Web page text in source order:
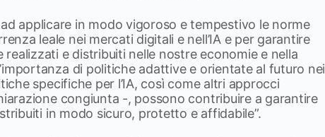
applicare in modo vigoroso e tempestivo le norme
leale nei mercati digitali e nell’IA e per garantire
realizzati e distribuiti nelle nostre economie e nella
di politiche adattive e orientate al futuro nei
specifiche per l’IA, così come altri approcci
congiunta -, possono contribuire a garantire
in modo sicuro, protetto e affidabile”.